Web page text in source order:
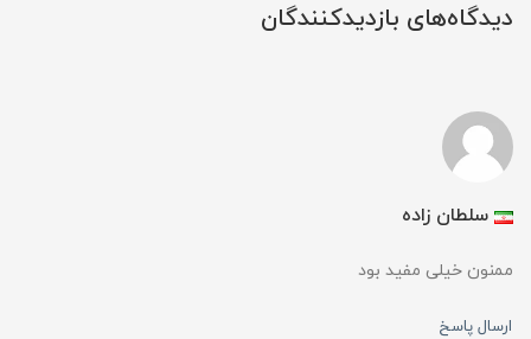
دیدگاه‌های بازدیدکنندگان
سلطان زاده
ممنون خیلی مفید بود
ارسال پاسخ